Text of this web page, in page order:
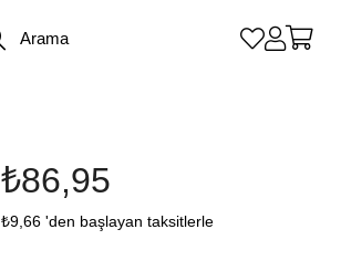
₺86,95
₺9,66 'den başlayan taksitlerle